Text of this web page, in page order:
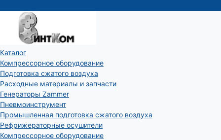
Каталог
Компрессорное оборудование
Подготовка сжатого воздуха
Расходные материалы и запчасти
Генераторы Zammer
Пневмоинструмент
Промышленная подготовка сжатого воздуха
Рефрижераторные осушители
Компрессорное оборудование